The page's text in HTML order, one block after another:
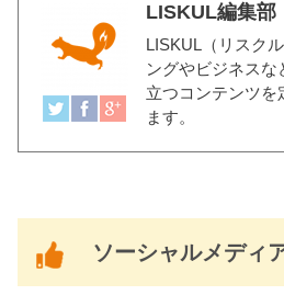
LISKUL編集部
LISKUL（リスクル
ングやビジネス
立つコンテンツを
ます。
ソーシャルメディ